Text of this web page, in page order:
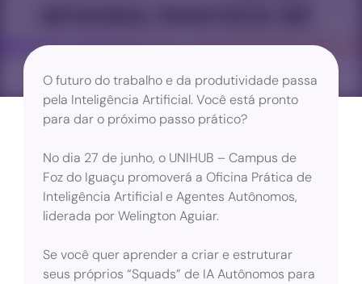
O futuro do trabalho e da produtividade passa
pela Inteligência Artificial. Você está pronto
para dar o próximo passo prático?
No dia 27 de junho, o UNIHUB – Campus de
Foz do Iguaçu promoverá a Oficina Prática de
Inteligência Artificial e Agentes Autônomos,
liderada por Welington Aguiar.
Se você quer aprender a criar e estruturar
seus próprios “Squads” de IA Autônomos para